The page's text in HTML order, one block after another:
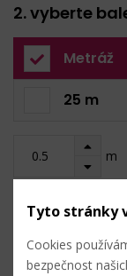
2. vyberte
Metráž
25 m
m
Popis
Tyto stránky
Cookies
bezpečnost